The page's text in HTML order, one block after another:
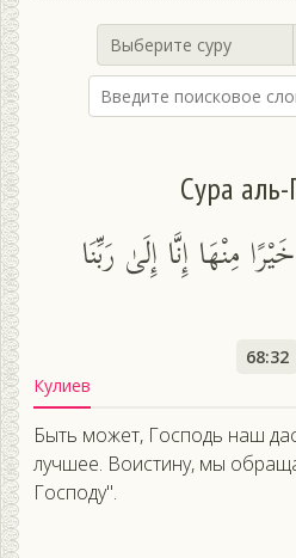
Выберите суру
Сура аль-
مِنْهَا إِنَّا إِلَىٰ رَبِّنَا
68:32
Кулиев
Быть может, Господь наш
лучшее. Воистину, мы
Господу".